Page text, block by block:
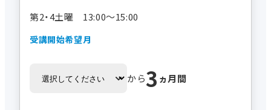
第2・4土曜 13:00～15:00
受講開始希望月
から3 ヵ月間